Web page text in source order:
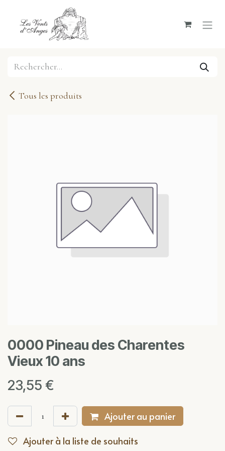
Se rendre au contenu
Tous les produits
0000 Pineau des Charentes
Vieux 10 ans
23,55 €
Ajouter au panier
Ajouter à la liste de souhaits